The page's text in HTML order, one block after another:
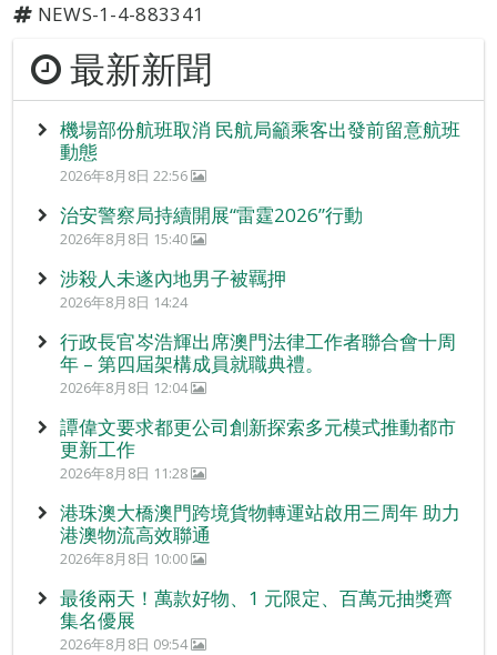
NEWS-1-4-883341
最新新聞
機場部份航班取消 民航局籲乘客出發前留意航班
動態
2026年8月8日 22:56
治安警察局持續開展“雷霆2026”行動
2026年8月8日 15:40
涉殺人未遂內地男子被羈押
2026年8月8日 14:24
行政長官岑浩輝出席澳門法律工作者聯合會十周
年 – 第四屆架構成員就職典禮。
2026年8月8日 12:04
譚偉文要求都更公司創新探索多元模式推動都市
更新工作
2026年8月8日 11:28
港珠澳大橋澳門跨境貨物轉運站啟用三周年 助力
港澳物流高效聯通
2026年8月8日 10:00
最後兩天！萬款好物、1 元限定、百萬元抽獎齊
集名優展
2026年8月8日 09:54